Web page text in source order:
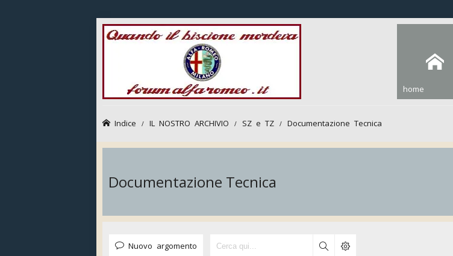
home
Indice IL NOSTRO ARCHIVIO SZ e TZ Documentazione Tecnica
Documentazione Tecnica
Nuovo argomento